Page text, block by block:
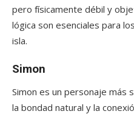
pero físicamente débil y
lógica son esenciales para
isla.
Simon
Simon es un personaje más
la bondad natural y la